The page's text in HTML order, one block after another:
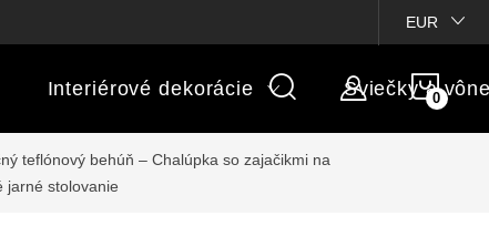
Vlastné popisy produktov
EUR
Interiérové dekorácie Sviečky a
teflónový behúň – Chalúpka so zajačikmi na
jarné stolovanie